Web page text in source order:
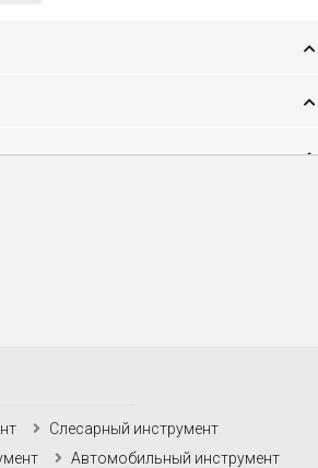
Слесарный инструмент
Автомобильный инструмент